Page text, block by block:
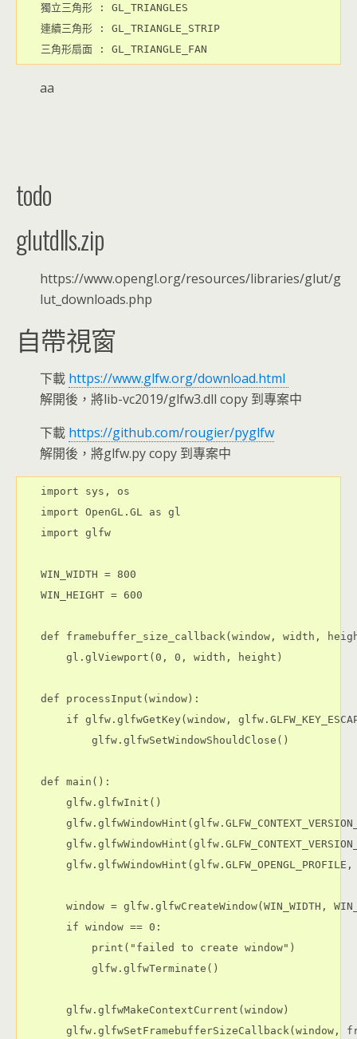
獨立三角形 : GL_TRIANGLES
連續三角形 : GL_TRIANGLE_STRIP
三角形扇面 : GL_TRIANGLE_FAN
aa
todo
glutdlls.zip
https://www.opengl.org/resources/libraries/glut/g
lut_downloads.php
自帶視窗
下載 https://www.glfw.org/download.html
解開後，將lib-vc2019/glfw3.dll copy 到專案中
下載 https://github.com/rougier/pyglfw
解開後，將glfw.py copy 到專案中
import sys, os
import OpenGL.GL as gl
import glfw
WIN_WIDTH = 800
WIN_HEIGHT = 600
def framebuffer_size_callback(window, width,
    gl.glViewport(0, 0, width, height)
def processInput(window):
if glfw.glfwGetKey(window,
        glfw.glfwSetWindowShouldClose()
def main():
    glfw.glfwInit()
window = glfw.glfwCreateWindow(WIN_WIDTH,
    if window == 0:
        print("failed to create window")
        glfw.glfwTerminate()
    glfw.glfwMakeContextCurrent(window)
glfw.glfwSetFramebufferSizeCallback(window,